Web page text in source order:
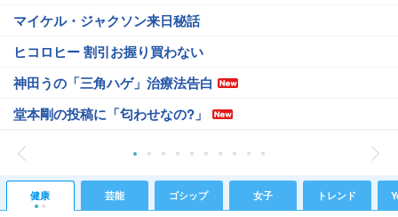
マイケル・ジャクソン来日秘話
ヒコロヒー 割引お握り買わない
神田うの「三角ハゲ」治療法告白
堂本剛の投稿に「匂わせなの?」
健康 芸能 ゴシップ 女子 トレンド